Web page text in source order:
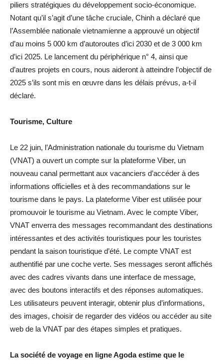
piliers stratégiques du développement socio-économique.
Notant qu’il s’agit d’une tâche cruciale, Chinh a déclaré que
l’Assemblée nationale vietnamienne a approuvé un objectif
d’au moins 5 000 km d’autoroutes d’ici 2030 et de 3 000 km
d’ici 2025. Le lancement du périphérique n° 4, ainsi que
d’autres projets en cours, nous aideront à atteindre l’objectif de
2025 s’ils sont mis en œuvre dans les délais prévus, a-t-il
déclaré.
Tourisme, Culture
Le 22 juin, l’Administration nationale du tourisme du Vietnam
(VNAT) a ouvert un compte sur la plateforme Viber, un
nouveau canal permettant aux vacanciers d’accéder à des
informations officielles et à des recommandations sur le
tourisme dans le pays. La plateforme Viber est utilisée pour
promouvoir le tourisme au Vietnam. Avec le compte Viber,
VNAT enverra des messages recommandant des destinations
intéressantes et des activités touristiques pour les touristes
pendant la saison touristique d’été. Le compte VNAT est
authentifié par une coche verte. Ses messages seront affichés
avec des cadres vivants dans une interface de message,
avec des boutons interactifs et des réponses automatiques.
Les utilisateurs peuvent interagir, obtenir plus d’informations,
des images, choisir de regarder des vidéos ou accéder au site
web de la VNAT par des étapes simples et pratiques.
La société de voyage en ligne Agoda estime que le